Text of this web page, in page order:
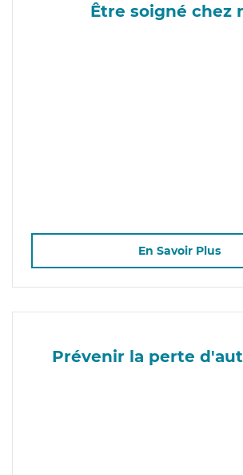
Être soigné chez
En Savoir Plus
Prévenir la perte